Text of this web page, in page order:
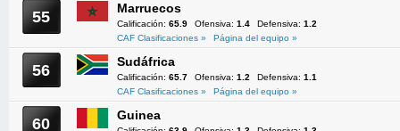
55 Marruecos
Calificación: 65.9 Ofensiva: 1.4 Defensiva: 1.2
CAF Clasificaciones »
Página del equipo »
56 Sudáfrica
Calificación: 65.7 Ofensiva: 1.2 Defensiva: 1.1
CAF Clasificaciones »
Página del equipo »
60 Guinea